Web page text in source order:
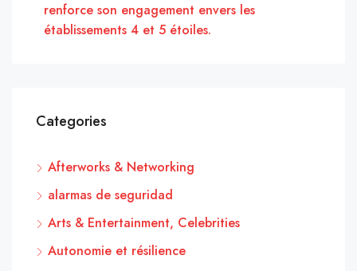
renforce son engagement envers les
établissements 4 et 5 étoiles.
Categories
Afterworks & Networking
alarmas de seguridad
Arts & Entertainment, Celebrities
Autonomie et résilience